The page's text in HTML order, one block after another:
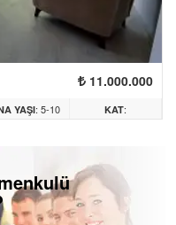
11.000.000
YAŞI: 5-10
ARASI
KAT: